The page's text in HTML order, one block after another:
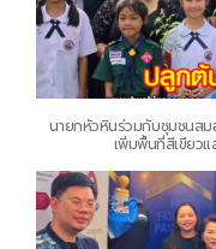
นายกหัวหินร่วมกับชุมชนสม
เพิ่มพื้นที่สีเขียว